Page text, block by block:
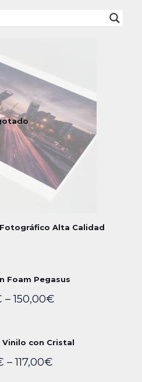
Alta Calidad
Foam Pegasus
–150,00€
con Cristal
–117,00€